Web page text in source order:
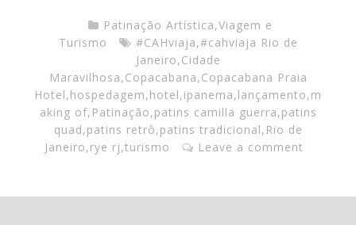
Patinação Artística,Viagem e
Turismo
#CAHviaja,#cahviaja Rio de
Janeiro,Cidade
Maravilhosa,Copacabana,Copacabana Praia
Hotel,hospedagem,hotel,ipanema,lançamento,m
aking of, Patinação,patins camilla guerra,patins
quad,patins retrô,patins tradicional, Rio de
Janeiro,rye rj,turismo Leave a comment